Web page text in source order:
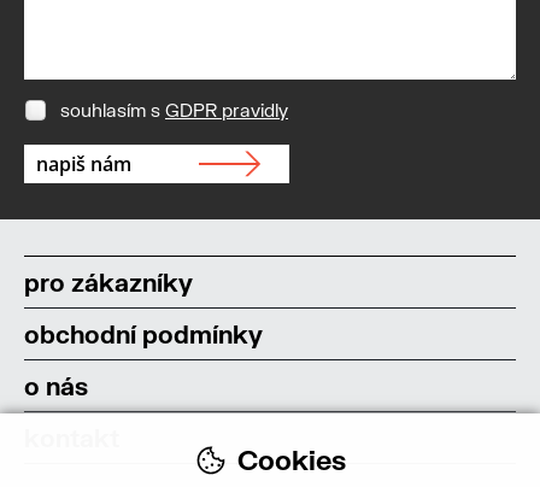
souhlasím s GDPR pravidly
pro zákazníky
obchodní podmínky
o nás
Cookies